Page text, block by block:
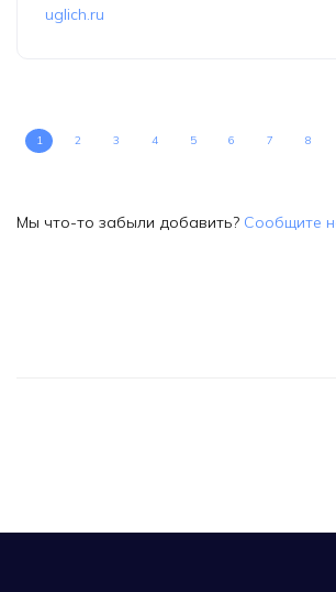
uglich.ru
1 2 3 4 5 6 7 8
Мы что-то забыли добавить? Сообщите